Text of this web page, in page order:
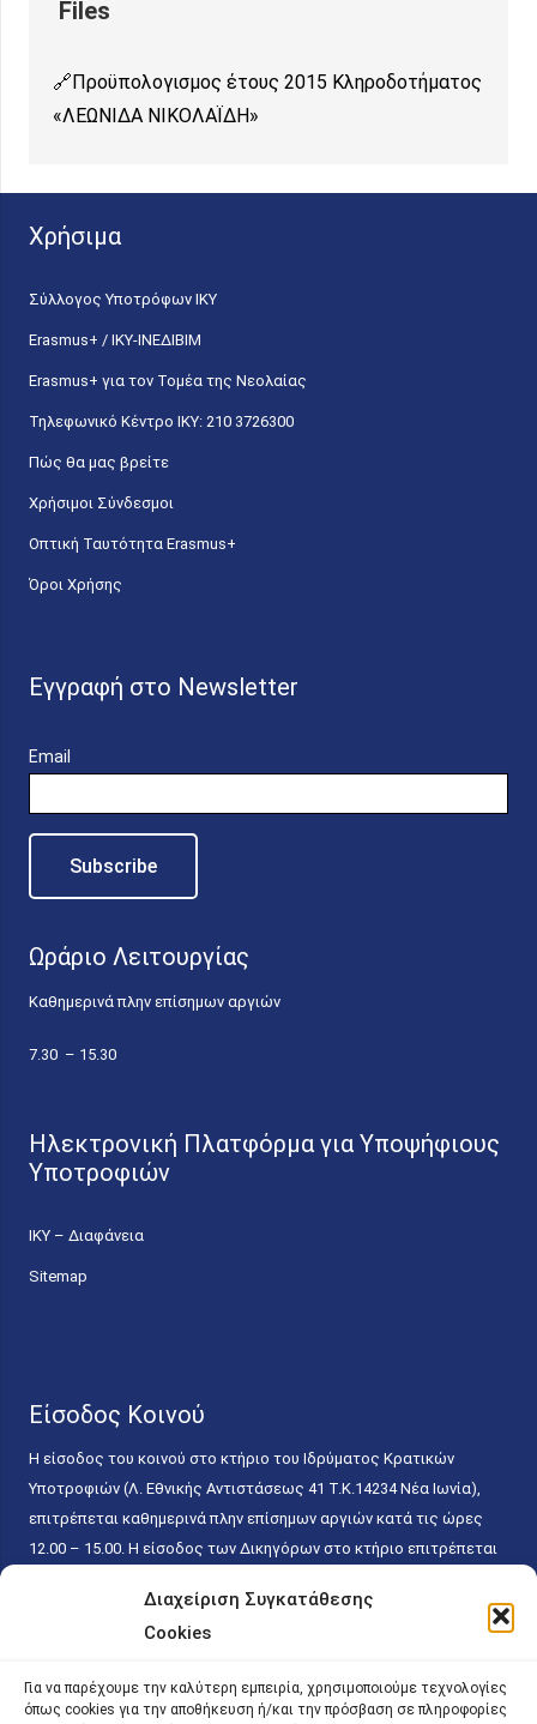
Διαχείριση Συγκατάθεσης
Cookies
Για να παρέχουμε την καλύτερη εμπειρία, χρησιμοποιούμε τεχνολογίες
όπως cookies για την αποθήκευση ή/και την πρόσβαση σε πληροφορίες
Προϋπολογισμος έτους 2015 Κληροδοτήματος
«ΛΕΩΝΙΔΑ ΝΙΚΟΛΑΪΔΗ»
Χρήσιμα
Σύλλογος Υποτρόφων ΙΚΥ
Erasmus+ / ΙΚΥ-ΙΝΕΔΙΒΙΜ
Erasmus+ για τον Τομέα της Νεολαίας
Τηλεφωνικό Κέντρο IKY: 210 3726300
Πώς θα μας βρείτε
Χρήσιμοι Σύνδεσμοι
Οπτική Ταυτότητα Erasmus+
Όροι Χρήσης
Εγγραφή στο Newsletter
Email
Ωράριο Λειτουργίας
Καθημερινά πλην επίσημων αργιών
7.30 – 15.30
Ηλεκτρονική Πλατφόρμα για Υποψήφιους
Υποτροφιών
ΙΚΥ – Διαφάνεια
Sitemap
Είσοδος Κοινού
Η είσοδος του κοινού στο κτήριο του Ιδρύματος Κρατικών
Υποτροφιών (Λ. Εθνικής Αντιστάσεως 41 T.K.14234 Νέα Ιωνία),
επιτρέπεται καθημερινά πλην επίσημων αργιών κατά τις ώρες
12.00 – 15.00. Η είσοδος των Δικηγόρων στο κτήριο επιτρέπεται
κάθε εργάσιμη ημέρα και ώρα χωρίς κανέναν χρονικό ή άλλο
περιορισμό. Η είσοδος του κοινού ειδικά στο γραφείο του
15.00. Η εξυπηρέτηση του κοινού πραγματοποιείται βάσει των